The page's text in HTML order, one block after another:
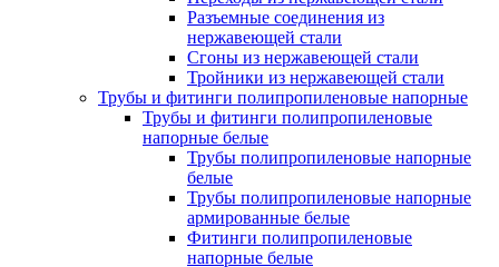
Разъемные соединения из
нержавеющей стали
Сгоны из нержавеющей стали
Тройники из нержавеющей стали
Трубы и фитинги полипропиленовые напорные
Трубы и фитинги полипропиленовые
напорные белые
Трубы полипропиленовые напорные
белые
Трубы полипропиленовые напорные
армированные белые
Фитинги полипропиленовые
напорные белые